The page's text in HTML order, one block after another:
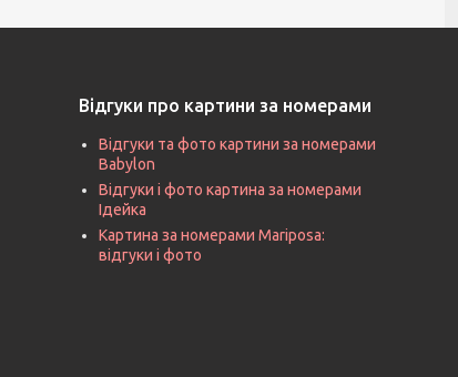
Відгуки про картини за номерами
Відгуки та фото картини за номерами
Babylon
Відгуки і фото картина за номерами
Ідейка
Картина за номерами Mariposa:
відгуки і фото